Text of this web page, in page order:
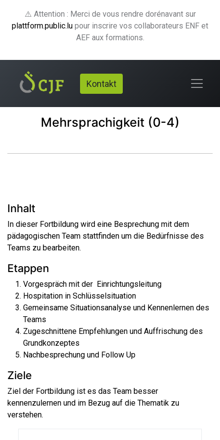
⚠️ Attention : Merci de vous rendre dorénavant sur
plattform.public.lu pour inscrire vos collaborateurs ENF et
AEF aux formations.
Kontakt
Mehrsprachigkeit (0-4)
Inhalt
In dieser Fortbildung wird eine Besprechung mit dem
pädagogischen Team stattfinden um die Bedürfnisse des
Teams zu bearbeiten.
Etappen
Vorgespräch mit der Einrichtungsleitung
Hospitation in Schlüsselsituation
Gemeinsame Situationsanalyse und Kennenlernen des
Teams
Zugeschnittene Empfehlungen und Auffrischung des
Grundkonzeptes
Nachbesprechung und Follow Up
Ziele
Ziel der Fortbildung ist es das Team besser
kennenzulernen und im Bezug auf die Thematik zu
verstehen.